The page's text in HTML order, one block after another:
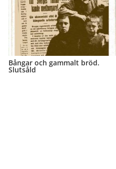
Bångar och gammalt bröd.
Slutsåld